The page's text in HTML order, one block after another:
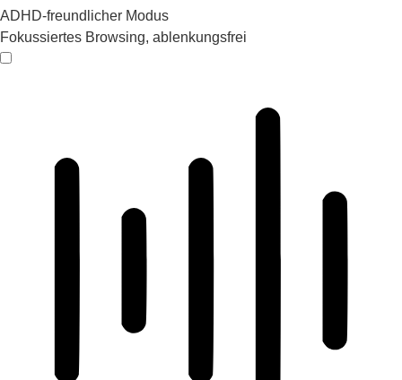
ADHD-freundlicher Modus
Fokussiertes Browsing, ablenkungsfrei